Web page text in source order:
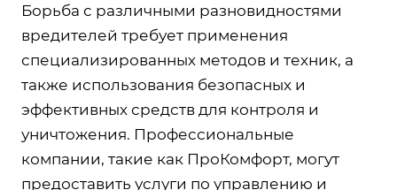
Борьба с различными разновидностями
вредителей требует применения
специализированных методов и техник, а
также использования безопасных и
эффективных средств для контроля и
уничтожения. Профессиональные
компании, такие как ПроКомфорт, могут
предоставить услуги по управлению и